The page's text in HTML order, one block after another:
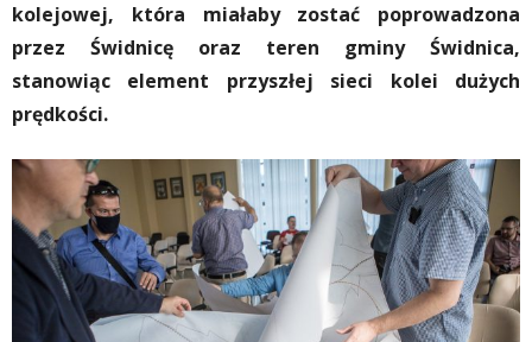
kolejowej, która miałaby zostać poprowadzona
przez Świdnicę oraz teren gminy Świdnica,
stanowiąc element przyszłej sieci kolei dużych
prędkości.